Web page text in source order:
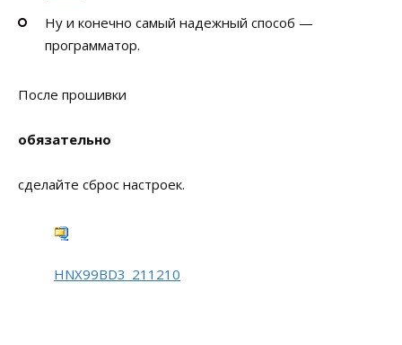
Ну и конечно самый надежный способ —
программатор.
После прошивки
обязательно
сделайте сброс настроек.
HNX99BD3_211210